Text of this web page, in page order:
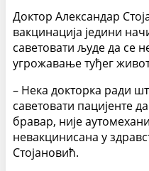
Доктор Александар
вакцинација једини
саветовати људе да се
угрожавање туђег
– Нека докторка ради
саветовати пацијенте
бравар, није
невакцинисана у
Стојановић.